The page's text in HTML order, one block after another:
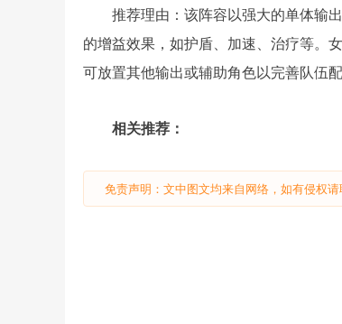
推荐理由：该阵容以强大的单体输
的增益效果，如护盾、加速、治疗等。
可放置其他输出或辅助角色以完善队伍配
相关推荐：
免责声明：文中图文均来自网络，如有侵权